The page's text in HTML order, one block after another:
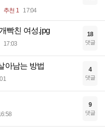
추천 1 17:04
빡친 여성.jpg
17:03
18
댓글
아남는 방법 4
댓글
9
댓글